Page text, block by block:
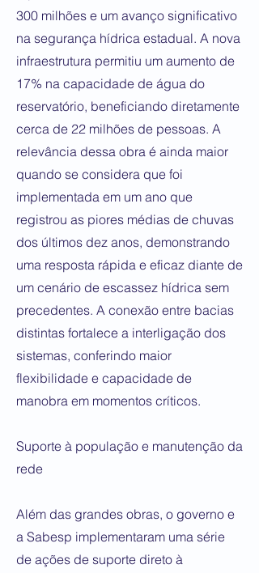
300 milhões e um avanço significativo
na segurança hídrica estadual. A nova
infraestrutura permitiu um aumento de
17% na capacidade de água do
reservatório, beneficiando diretamente
cerca de 22 milhões de pessoas. A
relevância dessa obra é ainda maior
quando se considera que foi
implementada em um ano que
registrou as piores médias de chuvas
dos últimos dez anos, demonstrando
uma resposta rápida e eficaz diante de
um cenário de escassez hídrica sem
precedentes. A conexão entre bacias
distintas fortalece a interligação dos
sistemas, conferindo maior
flexibilidade e capacidade de
manobra em momentos críticos.
Suporte à população e manutenção da
rede
Além das grandes obras, o governo e
a Sabesp implementaram uma série
de ações de suporte direto à